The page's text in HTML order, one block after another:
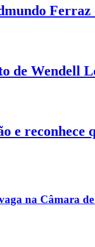
de Wendell
e
na Câmara